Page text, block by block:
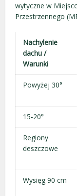
wytyczne w
Przestrzennego
Nachylenie
dachu /
Warunki
Powyżej 30°
15-20°
Regiony
deszczowe
Wysięg 90 cm